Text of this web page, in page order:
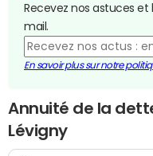
Recevez nos astuces
mail.
En savoir plus sur notre
Annuité de la
Lévigny